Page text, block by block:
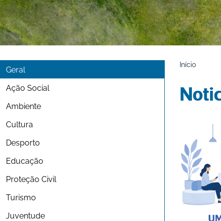
Geral
Ação Social
Ambiente
Cultura
Desporto
Educação
Proteção Civil
Turismo
Juventude
Início